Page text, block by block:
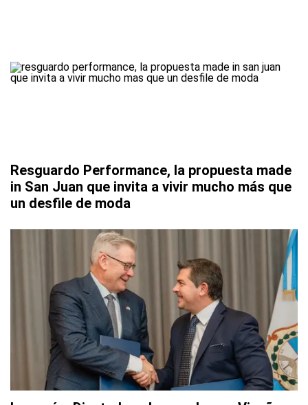
Resguardo Performance, la propuesta made
in San Juan que invita a vivir mucho más que
un desfile de moda